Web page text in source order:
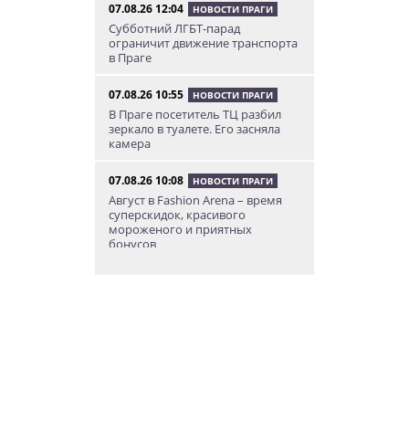
07.08.26 12:04 НОВОСТИ ПРАГИ
Субботний ЛГБТ-парад
ограничит движение транспорта
в Праге
07.08.26 10:55 НОВОСТИ ПРАГИ
В Праге посетитель ТЦ разбил
зеркало в туалете. Его засняла
камера
07.08.26 10:08 НОВОСТИ ПРАГИ
Август в Fashion Arena – время
суперскидок, красивого
мороженого и приятных
бонусов